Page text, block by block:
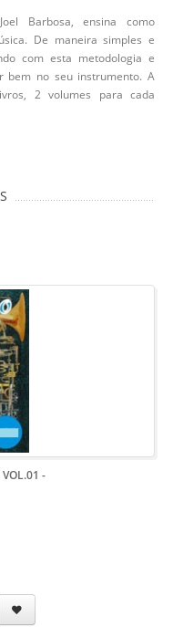
Barbosa, ensina como
De maneira simples e
com esta metodologia e
bem no seu instrumento. A
2 volumes para cada
-